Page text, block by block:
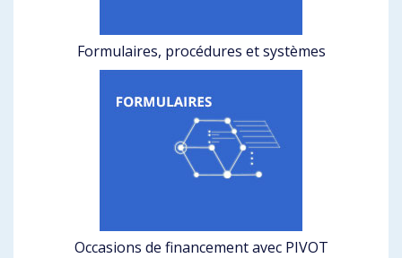
Formulaires, procédures et systèmes
Occasions de financement avec PIVOT